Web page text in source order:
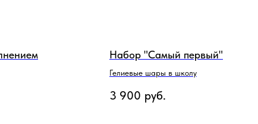
Набор "Самый первый"
Гелиевые шары в школу
3 900 руб.